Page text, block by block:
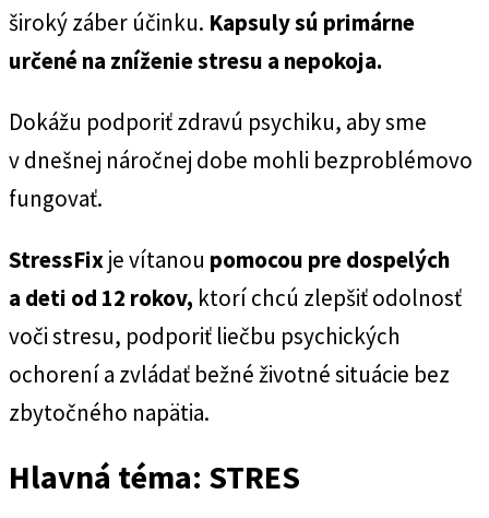
široký záber účinku. Kapsuly sú primárne
určenéna zníženie stresu a nepokoja.
Dokážu podporiť zdravú psychiku, aby sme
v dnešnej náročnej dobe mohli bezproblémovo
fungovať.
StressFixje vítanou pomocou pre dospelých
a deti od 12 rokov, ktorí chcú zlepšiť odolnosť
voči stresu, podporiť liečbu psychických
ochorení a zvládať bežné životné situácie bez
zbytočného napätia.
Hlavná téma: STRES